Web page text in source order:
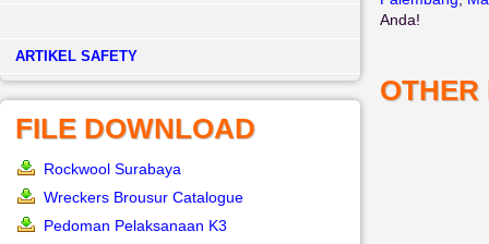
­ARTIKEL SAFETY
FILE DOWNLOAD
Rockwool Surabaya
Wreckers Brousur Catalogue
Pedoman Pelaksanaan K3
Anda!
OTHER